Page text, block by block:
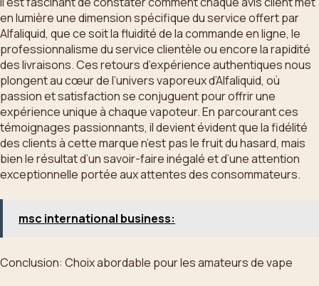
en lumière une dimension spécifique du service offert par
Alfaliquid, que ce soit la fluidité de la commande en ligne, le
professionnalisme du service clientèle ou encore la rapidité
des livraisons. Ces retours d’expérience authentiques nous
plongent au cœur de l’univers vaporeux d’Alfaliquid, où
passion et satisfaction se conjuguent pour offrir une
expérience unique à chaque vapoteur. En parcourant ces
témoignages passionnants, il devient évident que la fidélité
des clients à cette marque n’est pas le fruit du hasard, mais
bien le résultat d’un savoir-faire inégalé et d’une attention
exceptionnelle portée aux attentes des consommateurs.
msc international business:
Conclusion: Choix abordable pour les amateurs de vape